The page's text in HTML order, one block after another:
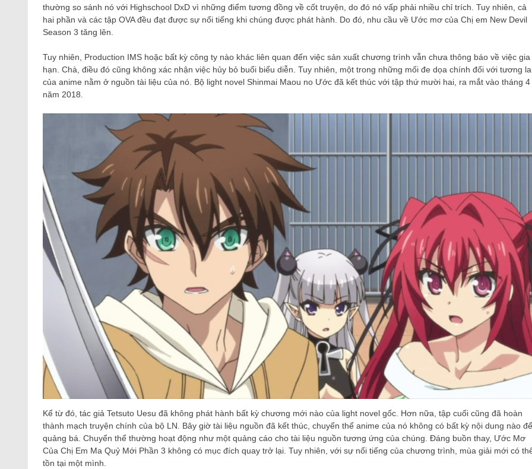
thường so sánh nó với Highschool DxD vì những điểm tương đồng về cốt truyện, do đó nó vấp phải nhiều chỉ trích. Tuy nhiên, cả
hai phần và các tập OVA đều đạt được sự nổi tiếng khi chúng được phát hành. Do đó, nhu cầu về Ước mơ của Chị em New Devil
Season 3 tăng lên.
Tuy nhiên, Production IMS hoặc bất kỳ công ty nào khác liên quan đến việc sản xuất chương trình vẫn chưa thông báo về việc gia
hạn. Chà, điều đó cũng không xác nhận việc hủy bỏ buổi biểu diễn. Tuy nhiên, một trong những mối đe dọa chính đối với tương
của anime nằm ở nguồn tài liệu của nó. Bộ light novel Shinmai Maou no Ước đã kết thúc với tập thứ mười hai, ra mắt vào tháng 4
năm 2018.
Kể từ đó, tác giả Tetsuto Uesu đã không phát hành bất kỳ chương mới nào của light novel gốc. Hơn nữa, tập cuối cũng đã hoàn
thành mạch truyện chính của bộ LN. Bây giờ tài liệu nguồn đã kết thúc, chuyển thể anime của nó không có bất kỳ nội dung nào để
quảng bá. Chuyển thể thường hoạt động như một quảng cáo cho tài liệu nguồn tương ứng của chúng. Đáng buồn thay, Ước Mơ
Của Chị Em Ma Quỷ Mới Phần 3 không có mục đích quay trở lại. Tuy nhiên, với sự nổi tiếng của chương trình, mùa giải mới có
tồn tại một mình.